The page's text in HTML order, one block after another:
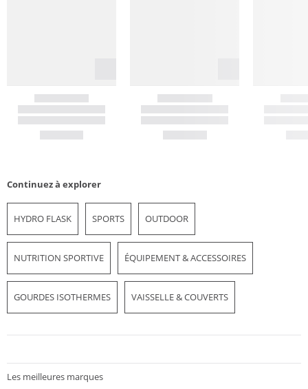
Continuez à explorer
HYDRO FLASK SPORTS OUTDOOR
NUTRITION SPORTIVE ÉQUIPEMENT & ACCESSOIRES
GOURDES ISOTHERMES VAISSELLE & COUVERTS
Les meilleures marques